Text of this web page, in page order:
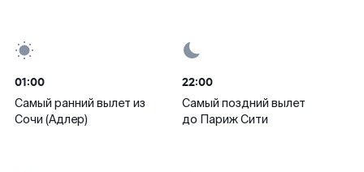
01:00
Самый ранний вылет из
Сочи (Адлер)
22:00
Самый поздний вылет
до Париж Сити